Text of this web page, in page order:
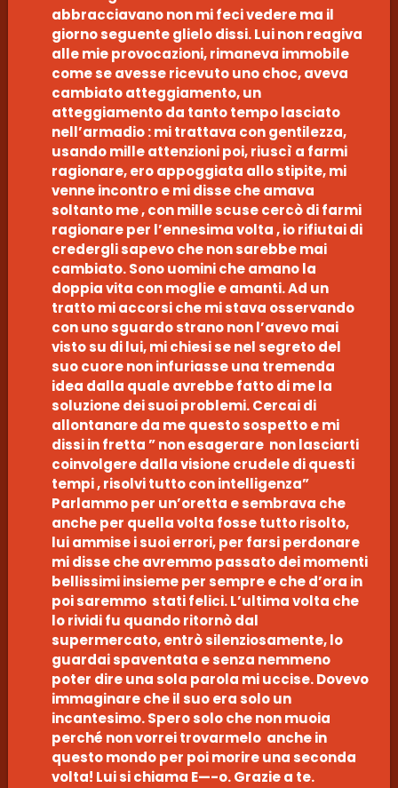
abbracciavano non mi feci vedere ma il
giorno seguente glielo dissi. Lui non reagiva
alle mie provocazioni, rimaneva immobile
come se avesse ricevuto uno choc, aveva
cambiato atteggiamento, un
atteggiamento da tanto tempo lasciato
nell’armadio : mi trattava con gentilezza,
usando mille attenzioni poi, riuscì a farmi
ragionare, ero appoggiata allo stipite, mi
venne incontro e mi disse che amava
soltanto me , con mille scuse cercò di farmi
ragionare per l’ennesima volta , io rifiutai di
credergli sapevo che non sarebbe mai
cambiato. Sono uomini che amano la
doppia vita con moglie e amanti. Ad un
tratto mi accorsi che mi stava osservando
con uno sguardo strano non l’avevo mai
visto su di lui, mi chiesi se nel segreto del
suo cuore non infuriasse una tremenda
idea dalla quale avrebbe fatto di me la
soluzione dei suoi problemi. Cercai di
allontanare da me questo sospetto e mi
dissi in fretta ” non esagerare non lasciarti
coinvolgere dalla visione crudele di questi
tempi , risolvi tutto con intelligenza”
Parlammo per un’oretta e sembrava che
anche per quella volta fosse tutto risolto,
lui ammise i suoi errori, per farsi perdonare
mi disse che avremmo passato dei momenti
bellissimi insieme per sempre e che d’ora in
poi saremmo stati felici. L’ultima volta che
lo rividi fu quando ritornò dal
supermercato, entrò silenziosamente, lo
guardai spaventata e senza nemmeno
poter dire una sola parola mi uccise. Dovevo
immaginare che il suo era solo un
incantesimo. Spero solo che non muoia
perché non vorrei trovarmelo anche in
questo mondo per poi morire una seconda
volta! Lui si chiama E—-o. Grazie a te.